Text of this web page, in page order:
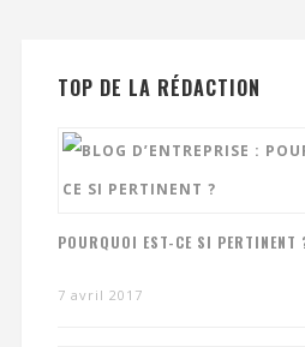
TOP DE LA RÉDACTION
POURQUOI EST-CE SI PERTINENT
7 avril 2017